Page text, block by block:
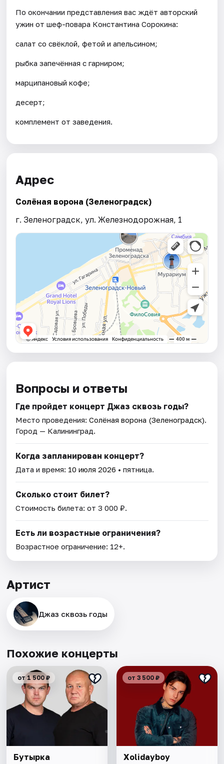
По окончании представления вас ждёт авторский
ужин от шеф-повара Константина Сорокина:
салат со свёклой, фетой и апельсином;
рыбка запечённая с гарниром;
марципановый кофе;
десерт;
комплемент от заведения.
Адрес
Солёная ворона (Зеленоградск)
г. Зеленоградск, ул. Железнодорожная, 1
Вопросы и ответы
Где пройдет концерт Джаз сквозь годы?
Место проведения:Солёная ворона (Зеленоградск).
Город — Калининград.
Когда запланирован концерт?
Дата и время: 10 июля 2026 • пятница.
Сколько стоит билет?
Стоимость билета: от 3 000 ₽.
Есть ли возрастные ограничения?
Возрастное ограничение: 12+.
Артист
Джаз сквозь годы
Похожие концерты
от 1 500 ₽
Бутырка
от 3 500 ₽
Xolidayboy